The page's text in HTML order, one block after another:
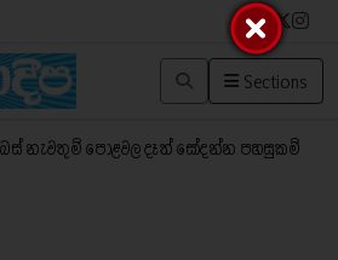
Sections
බස් නැවතුම් පොළවල දෑත් සෝදන්න පහසුකම්